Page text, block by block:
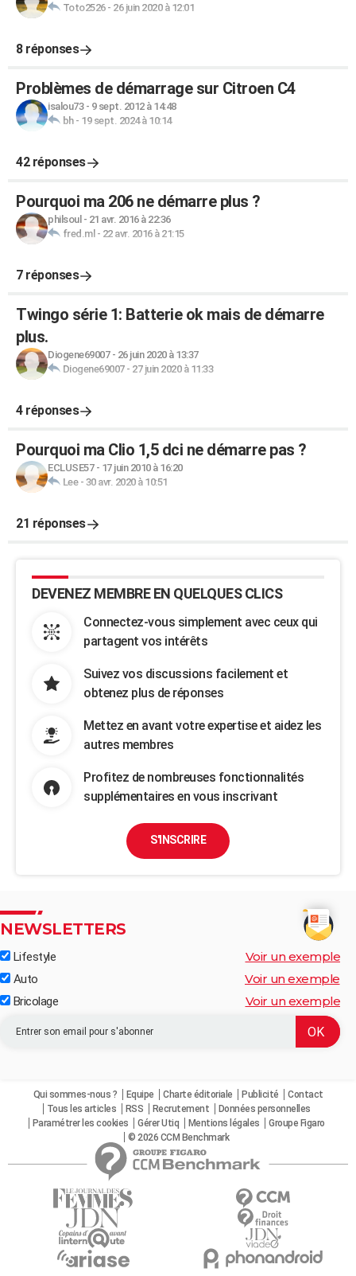
Toto2526- 26 juin 2020 à 12:01
8 réponses
Problèmes de démarrage sur Citroen C4
isalou73- 9 sept. 2012 à 14:48
bh- 19 sept. 2024 à 10:14
42 réponses
Pourquoi ma 206 ne démarre plus ?
philsoul - 21 avr. 2016 à 22:36
fred.ml - 22 avr. 2016 à 21:15
7 réponses
Twingo série 1: Batterie ok mais de démarre
plus.
Diogene69007- 26 juin 2020 à 13:37
Diogene69007- 27 juin 2020 à 11:33
4 réponses
Pourquoi ma Clio 1,5 dci ne démarre pas ?
ECLUSE57- 17 juin 2010 à 16:20
Lee- 30 avr. 2020 à 10:51
21 réponses
DEVENEZ MEMBRE EN QUELQUES CLICS
Connectez-vous simplement avec ceux qui
partagent vos intérêts
Suivez vos discussions facilement et
obtenez plus de réponses
Mettez en avant votre expertise et aidez les
autres membres
Profitez de nombreuses fonctionnalités
supplémentaires en vous inscrivant
S'INSCRIRE
NEWSLETTERS
Lifestyle Voir un exemple
Auto Voir un exemple
Bricolage Voir un exemple
Qui sommes-nous ? Equipe Charte éditoriale Publicité
Contact
Tous les articles
RSS Recrutement
Données personnelles
Paramétrer les cookies
Gérer Utiq Mentions légales
Groupe Figaro
© 2026 CCM Benchmark